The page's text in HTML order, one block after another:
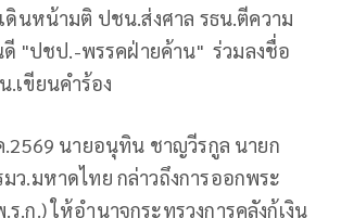
ดินหน้ามติ ปชน.ส่งศาล รธน.ตีความ
ดี "ปชป.-พรรคฝ่ายค้าน" ร่วมลงชื่อ
เขียนคำร้อง
.2569 นายอนุทิน ชาญวีรกูล นายก
ว.มหาดไทย กล่าวถึงการออกพระ
.ก.) ให้อำนาจกระทรวงการคลังกู้เงิน